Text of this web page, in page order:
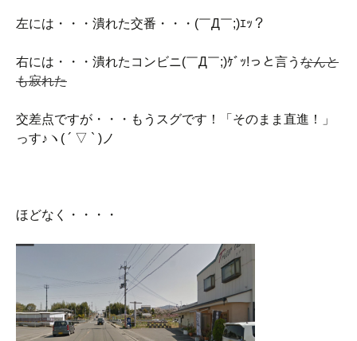
左には・・・潰れた交番・・・(￣Д￣;)ｴｯ？
右には・・・潰れたコンビニ(￣Д￣;)ｹﾞｯ!っと言う なんと
も寂れた
交差点ですが・・・もうスグです！「そのまま直進！」
っす♪ヽ( ´ ▽ ` )ノ
ほどなく・・・・